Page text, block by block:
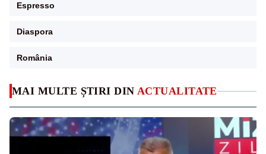
MAI MULTE ȘTIRI DIN ACTUALITATE
Espresso
Diaspora
România